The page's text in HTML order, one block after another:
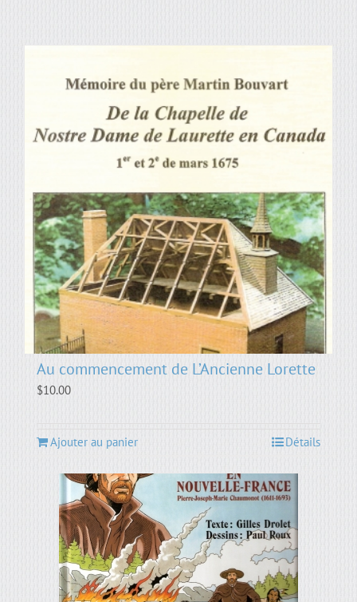
Au commencement de L’Ancienne Lorette
$10.00
Ajouter au panier Détails